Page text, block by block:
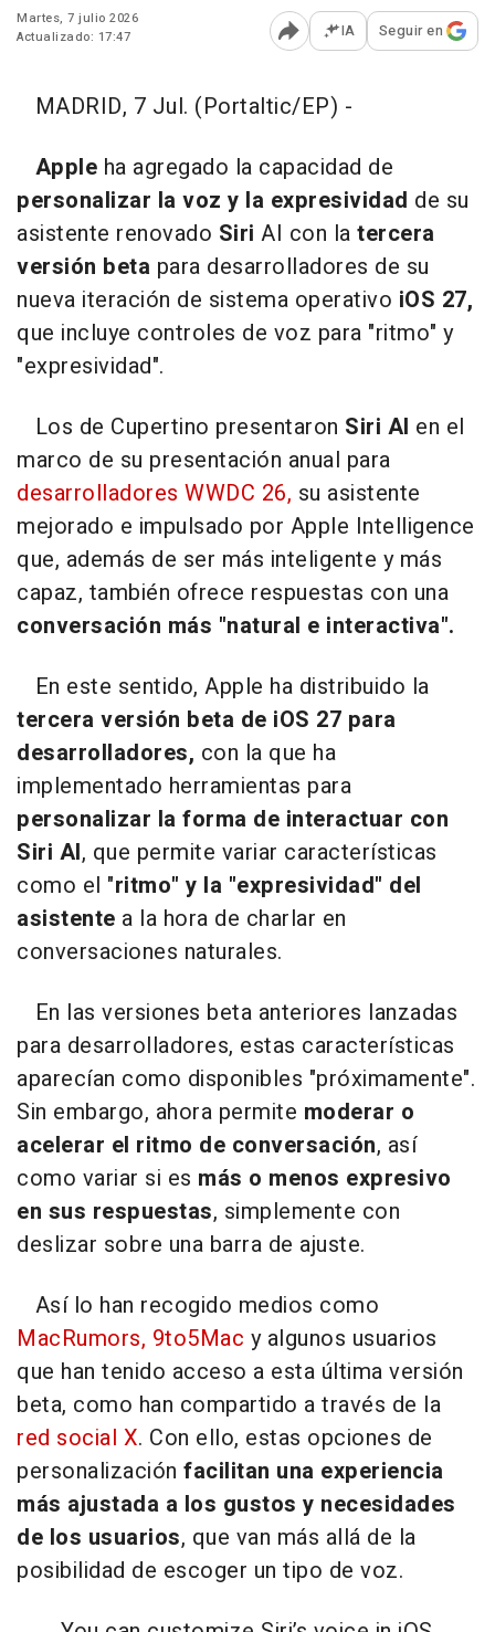
Martes, 7 julio 2026
Actualizado: 17:47
Abrir opciones para
IA Seguir en
MADRID, 7 Jul. (Portaltic/EP) -
Apple ha agregado la capacidad de
personalizar la voz y la expresividad de su
asistente renovado Siri AI con la tercera
versión beta para desarrolladores de su
nueva iteración de sistema operativo iOS 27,
que incluye controles de voz para "ritmo" y
"expresividad".
Los de Cupertino presentaron Siri AI en el
marco de su presentación anual para
desarrolladores WWDC 26, su asistente
mejorado e impulsado por Apple Intelligence
que, además de ser más inteligente y más
capaz, también ofrece respuestas con una
conversación más "natural e interactiva".
En este sentido, Apple ha distribuido la
tercera versión beta de iOS 27 para
desarrolladores, con la que ha
implementado herramientas para
personalizar la forma de interactuar con
Siri AI, que permite variar características
como el "ritmo" y la "expresividad" del
asistente a la hora de charlar en
conversaciones naturales.
En las versiones beta anteriores lanzadas
para desarrolladores, estas características
aparecían como disponibles "próximamente".
Sin embargo, ahora permite moderar o
acelerar el ritmo de conversación, así
como variar si es más o menos expresivo
en sus respuestas, simplemente con
deslizar sobre una barra de ajuste.
Así lo han recogido medios como
MacRumors, 9to5Mac y algunos usuarios
que han tenido acceso a esta última versión
beta, como han compartido a través de la
red social X. Con ello, estas opciones de
personalización facilitan una experiencia
más ajustada a los gustos y necesidades
de los usuarios, que van más allá de la
posibilidad de escoger un tipo de voz.